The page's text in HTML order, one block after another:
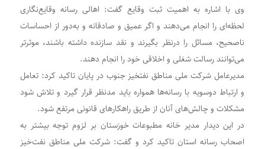
وی با اشاره به اهمیت ثبت وقایع گفت: اهالی رسانه وقایع‌نگاری
لحظه‌ای را انجام می‌دهند و اگر عمیق و صادقانه و به‌دور از احساسات
ناصحیح، مسائل را درنظر بگیرند و نقد سازنده داشته باشند، موثرتر
می‌توانند رسالت شغلی و اخلاقی خود را انجام دهند.
مدیرعامل شرکت ملی مناطق نفتخیز جنوب در پایان تاکید کرد: تعامل
و ارتباط دوسویه با رسانه‌ها همواره باید مدنظر قرار گیرد و تلاش شود
مشکلات و چالش‌های آنان از طریق راهکارهای قانونی مرتفع شود.
در این دیدار مدیر خانه مطبوعات خوزستان بر لزوم توجه بیشتر به
اصحاب رسانه استان تاکید کرد و گفت: شرکت ملی مناطق نفت‌خیز